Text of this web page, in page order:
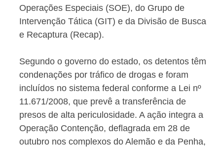
Operações Especiais (SOE), do Grupo de
Intervenção Tática (GIT) e da Divisão de Busca
e Recaptura (Recap).
Segundo o governo do estado, os detentos têm
condenações por tráfico de drogas e foram
incluídos no sistema federal conforme a Lei nº
11.671/2008, que prevê a transferência de
presos de alta periculosidade. A ação integra a
Operação Contenção, deflagrada em 28 de
outubro nos complexos do Alemão e da Penha,